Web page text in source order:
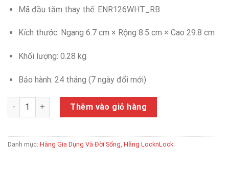
Mã đầu tăm thay thế: ENR126WHT_RB
Kích thước: Ngang 6.7 cm × Rộng 8.5 cm × Cao 29.8 cm
Khối lượng: 0.28 kg
Bảo hành: 24 tháng (7 ngày đổi mới)
Máy Tăm Nước LocknLock ENR164WHT 300ml, Hàng Chính
Thêm vào giỏ hàng
Danh mục: Hàng Gia Dụng Và Đời Sống Hãng LocknLock